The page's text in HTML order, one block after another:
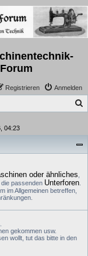
Forum
Anmelden
Registrieren
04:23
oder ähnliches
die passenden Unterforen
im Allgemeinen betreffen,
gekommen usw.
wollt, tut das bitte in den